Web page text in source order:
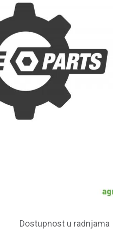
Dostupnost u radnjama